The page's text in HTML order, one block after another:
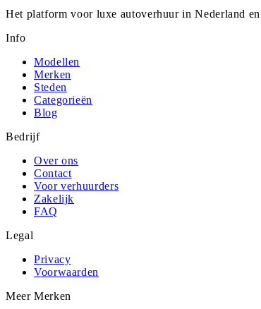
Het platform voor luxe autoverhuur in Nederland
Info
Modellen
Merken
Steden
Categorieën
Blog
Bedrijf
Over ons
Contact
Voor verhuurders
Zakelijk
FAQ
Legal
Privacy
Voorwaarden
Meer Merken